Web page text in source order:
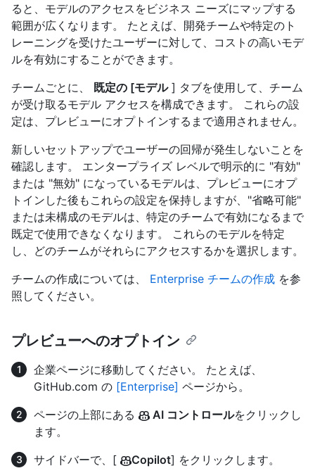
ると、モデルのアクセスをビジネス ニーズにマップする
範囲が広くなります。 たとえば、開発チームや特定のト
レーニングを受けたユーザーに対して、コストの高いモデ
ルを有効にすることができます。
チームごとに、 既定の [モデル] タブを使用して、チーム
が受け取るモデル アクセスを構成できます。 これらの設
定は、プレビューにオプトインするまで適用されません。
新しいセットアップでユーザーの回帰が発生しないことを
確認します。 エンタープライズ レベルで明示的に "有効"
または "無効" になっているモデルは、プレビューにオプ
トインした後もこれらの設定を保持しますが、"省略可能"
または未構成のモデルは、特定のチームで有効になるまで
既定で使用できなくなります。 これらのモデルを特定
し、どのチームがそれらにアクセスするかを選択します。
チームの作成については、 Enterprise チームの作成 を参
照してください。
プレビューへのオプトイン
企業ページに移動してください。 たとえば、
GitHub.com の [Enterprise] ページから。
ページの上部にある
AI コントロールをクリックし
ます。
サイドバーで、[
Copilot] をクリックします。